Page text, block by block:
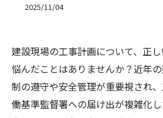
2025/11/04
建設現場の工事計画について、正
悩んだことはありませんか？近年
制の遵守や安全管理が重要視され
働基準監督署への届け出が複雑化